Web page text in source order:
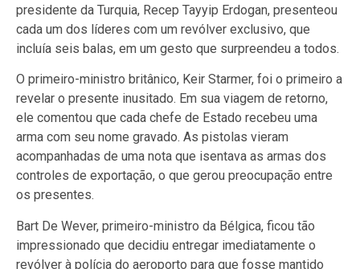
presidente da Turquia, Recep Tayyip Erdogan, presenteou
cada um dos líderes com um revólver exclusivo, que
incluía seis balas, em um gesto que surpreendeu a todos.
O primeiro-ministro britânico, Keir Starmer, foi o primeiro a
revelar o presente inusitado. Em sua viagem de retorno,
ele comentou que cada chefe de Estado recebeu uma
arma com seu nome gravado. As pistolas vieram
acompanhadas de uma nota que isentava as armas dos
controles de exportação, o que gerou preocupação entre
os presentes.
Bart De Wever, primeiro-ministro da Bélgica, ficou tão
impressionado que decidiu entregar imediatamente o
revólver à polícia do aeroporto para que fosse mantido